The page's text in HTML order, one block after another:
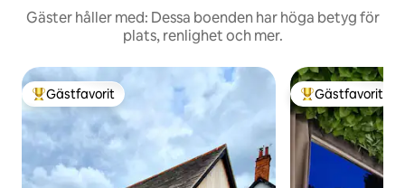
Gäster håller med: Dessa boenden har höga betyg för
plats, renlighet och mer.
Populär gästfavorit
Gästfavorit Populär
Gästfavorit